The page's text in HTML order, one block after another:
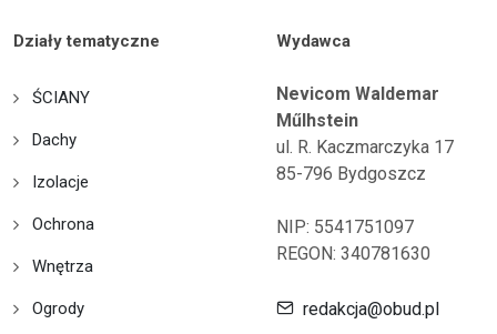
Działy tematyczne
ŚCIANY
Dachy
Izolacje
Ochrona
Wnętrza
Ogrody
Wydawca
Nevicom Waldemar
Műlhstein
ul. R. Kaczmarczyka 17
85-796 Bydgoszcz
NIP: 5541751097
REGON: 340781630
redakcja@obud.pl